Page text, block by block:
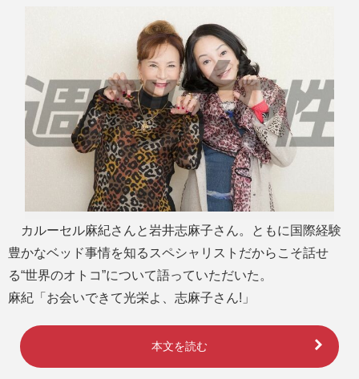
カルーセル麻紀さんと岩井志麻子さん。ともに国際経験
豊かなベッド事情を知るスペシャリストだからこそ話せ
る“世界のオトコ”について語っていただいた。
麻紀「お会いできて光栄よ、志麻子さん!」
本文を読む